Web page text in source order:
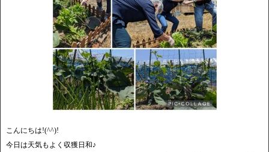
こんにちは!(^^)!
今日は天気もよく収獲日和♪